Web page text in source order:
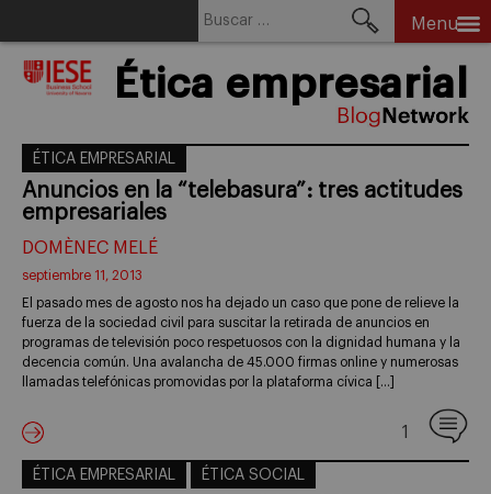
Menu
Ética empresarial
ÉTICA EMPRESARIAL
Anuncios en la “telebasura”: tres actitudes
empresariales
DOMÈNEC MELÉ
septiembre 11, 2013
El pasado mes de agosto nos ha dejado un caso que pone de relieve la
fuerza de la sociedad civil para suscitar la retirada de anuncios en
programas de televisión poco respetuosos con la dignidad humana y la
decencia común. Una avalancha de 45.000 firmas online y numerosas
llamadas telefónicas promovidas por la plataforma cívica […]
1
ÉTICA EMPRESARIAL ÉTICA SOCIAL